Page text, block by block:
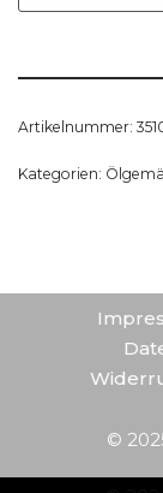
Artikelnummer:
Kategorien:
©